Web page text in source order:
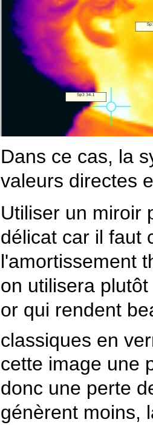
Dans ce cas, la
valeurs directes
Utiliser un miroir
délicat car il faut
l'amortissement
on utilisera
or qui rendent
classiques en
cette image une
donc une perte
génèrent moins,